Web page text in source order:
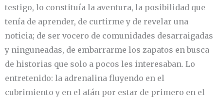
testigo, lo constituía la aventura, la posibilidad que
tenía de aprender, de curtirme y de revelar una
noticia; de ser vocero de comunidades desarraigadas
y ninguneadas, de embarrarme los zapatos en busca
de historias que solo a pocos les interesaban. Lo
entretenido: la adrenalina fluyendo en el
cubrimiento y en el afán por estar de primero en el